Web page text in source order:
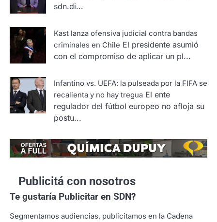
sdn.di...
Kast lanza ofensiva judicial contra bandas
criminales en Chile El presidente asumió
con el compromiso de aplicar un pl...
Infantino vs. UEFA: la pulseada por la FIFA se
recalienta y no hay tregua El ente
regulador del fútbol europeo no afloja su
postu...
Publicitá con nosotros
Te gustaría Publicitar en SDN?
Segmentamos audiencias, publicitamos en la Cadena